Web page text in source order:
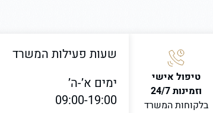
טיפול אישי
וזמינות 24/7
בלקוחות המשרד
שעות פעילות המשרד
ימים א’-ה’
09:00-19:00